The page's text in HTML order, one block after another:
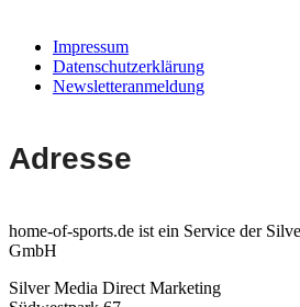
Impressum
Datenschutzerklärung
Newsletteranmeldung
Adresse
home-of-sports.de ist ein Service der
GmbH
Silver Media Direct Marketing